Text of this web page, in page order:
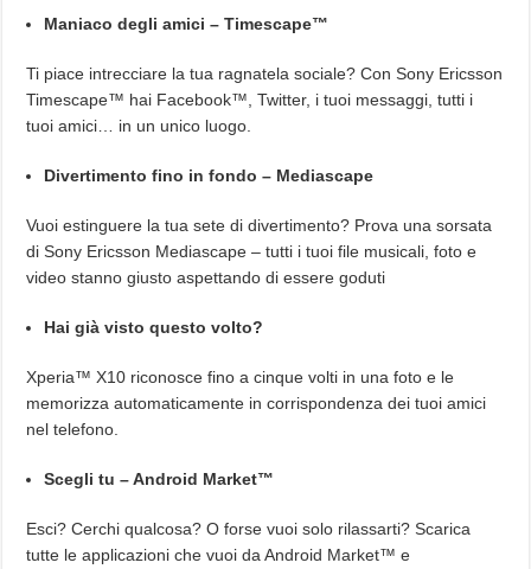
Maniaco degli amici – Timescape™
Ti piace intrecciare la tua ragnatela sociale? Con Sony Ericsson
Timescape™ hai Facebook™, Twitter, i tuoi messaggi, tutti i
tuoi amici… in un unico luogo.
Divertimento fino in fondo – Mediascape
Vuoi estinguere la tua sete di divertimento? Prova una sorsata
di Sony Ericsson Mediascape – tutti i tuoi file musicali, foto e
video stanno giusto aspettando di essere goduti
Hai già visto questo volto?
Xperia™ X10 riconosce fino a cinque volti in una foto e le
memorizza automaticamente in corrispondenza dei tuoi amici
nel telefono.
Scegli tu – Android Market™
Esci? Cerchi qualcosa? O forse vuoi solo rilassarti? Scarica
tutte le applicazioni che vuoi da Android Market™ e